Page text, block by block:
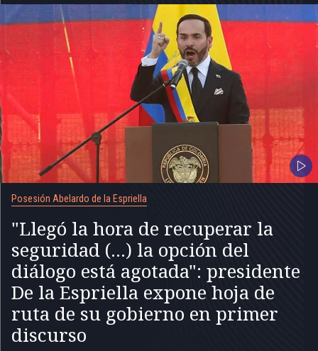
Posesión Abelardo de la Espriella
"Llegó la hora de recuperar la
seguridad (...) la opción del
diálogo está agotada": presidente
De la Espriella expone hoja de
ruta de su gobierno en primer
discurso